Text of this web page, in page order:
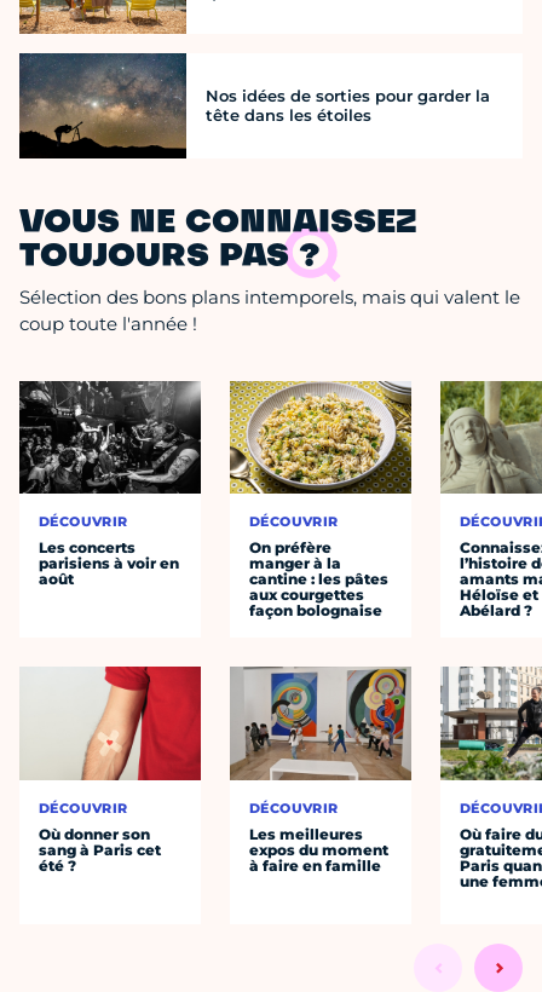
Nos idées de sorties pour garder la
tête dans les étoiles
VOUS NE CONNAISSEZ
TOUJOURS PAS ?
Sélection des bons plans intemporels, mais qui valent le
coup toute l'année !
DÉCOUVRIR
Les concerts
parisiens à voir en
août
DÉCOUVRIR
Où donner son
sang à Paris cet
été ?
DÉCOUVRIR
On préfère
manger à la
cantine : les pâtes
aux courgettes
façon bolognaise
DÉCOUVRIR
Les meilleures
expos du moment
à faire en famille
l’histoire
amants
Héloïse et
Abélard ?
Où faire
Paris
une